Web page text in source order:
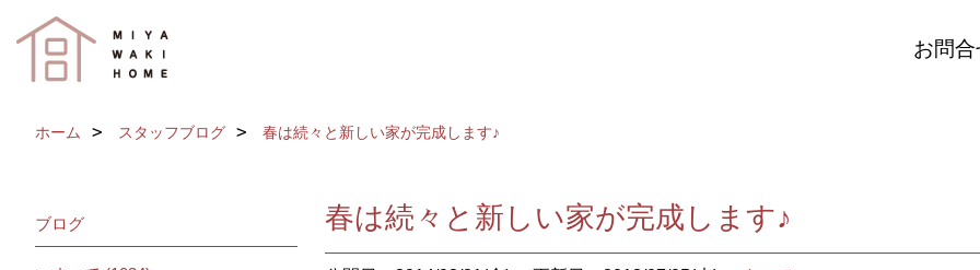
お問合
ホーム スタッフブログ 春は続々と新しい家が完成します♪
春は続々と新しい家が完成します♪
ブログ